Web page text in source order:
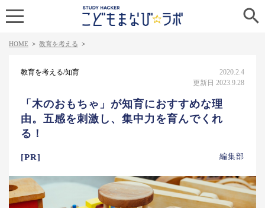

HOME > 教育を考える >
教育を考える/知育
2020.2.4
更新日 2023.9.28
「木のおもちゃ」が知育におすすめな理
由。五感を刺激し、集中力を育んでくれ
る！
[PR] 編集部